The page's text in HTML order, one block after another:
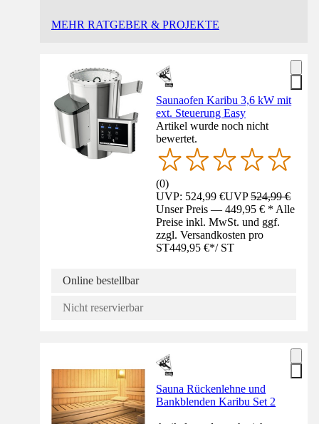
MEHR RATGEBER & PROJEKTE
Saunaofen Karibu 3,6 kW mit
ext. Steuerung Easy
Artikel wurde noch nicht
bewertet.
(0)
UVP: 524,99 €UVP524,99 €
Unser Preis — 449,95 € * Alle
Preise inkl. MwSt. und ggf.
zzgl. Versandkosten pro
ST449,95 €*/ ST
Online bestellbar
Nicht reservierbar
Sauna Rückenlehne und
Bankblenden Karibu Set 2